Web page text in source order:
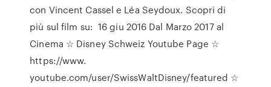
con Vincent Cassel e Léa Seydoux. Scopri di
più sul film su: 16 giu 2016 Dal Marzo 2017 al
Cinema ☆ Disney Schweiz Youtube Page ☆
https://www.
youtube.com/user/SwissWaltDisney/featured ☆